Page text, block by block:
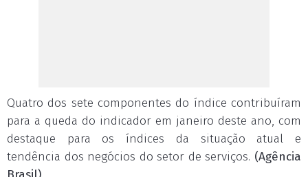
Quatro dos sete componentes do índice contribuíram
para a queda do indicador em janeiro deste ano, com
destaque para os índices da situação atual e
tendência dos negócios do setor de serviços. (Agência